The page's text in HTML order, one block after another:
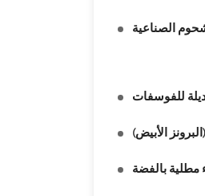
الصناعية
للفوسفات
الأبيض)
مطلية بالفضة